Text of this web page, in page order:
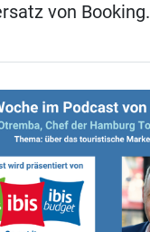
von Booking.